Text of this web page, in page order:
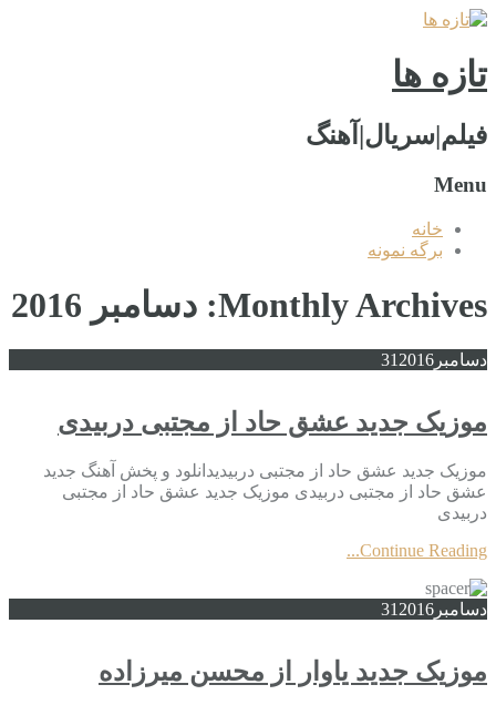
تازه ها
فیلم|سریال|آهنگ
Menu
خانه
برگه نمونه
Monthly Archives: دسامبر 2016
دسامبر 31 2016
موزیک جدید عشق حاد از مجتبی دربیدی
موزیک جدید عشق حاد از مجتبی دربیدیدانلود و پخش آهنگ جدید
عشق حاد از مجتبی دربیدی موزیک جدید عشق حاد از مجتبی
دربیدی
Continue Reading...
دسامبر 31 2016
موزیک جدید یاوار از محسن میرزاده